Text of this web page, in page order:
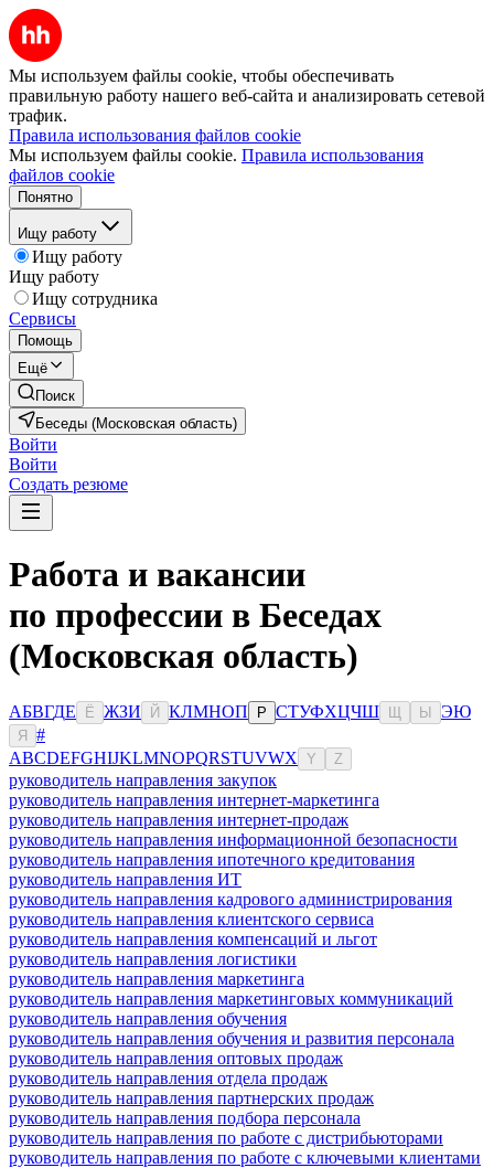
Мы используем файлы cookie, чтобы обеспечивать
правильную работу нашего веб-сайта и анализировать сетевой
трафик.
Правила использования файлов cookie
Мы используем файлы cookie. Правила использования
файлов cookie
Понятно
Ищу работу
Ищу работу
Ищу работу
Ищу сотрудника
Сервисы
Помощь
Ещё
Поиск
Беседы (Московская область)
Войти
Войти
Создать резюме
Работа и вакансии
по профессии в Беседах
(Московская область)
АБВГДЕ Ё ЖЗИ Й КЛМНОП Р СТУФХЦЧШ Ы ЭЮ
Я
#
ABCDEFGHIJKLMNOPQRSTUVWX Y Z
руководитель направления закупок
руководитель направления интернет-маркетинга
руководитель направления интернет-продаж
руководитель направления информационной безопасности
руководитель направления ипотечного кредитования
руководитель направления ИТ
руководитель направления кадрового администрирования
руководитель направления клиентского сервиса
руководитель направления компенсаций и льгот
руководитель направления логистики
руководитель направления маркетинга
руководитель направления маркетинговых коммуникаций
руководитель направления обучения
руководитель направления обучения и развития персонала
руководитель направления оптовых продаж
руководитель направления отдела продаж
руководитель направления партнерских продаж
руководитель направления подбора персонала
руководитель направления по работе с дистрибьюторами
руководитель направления по работе с ключевыми клиентами